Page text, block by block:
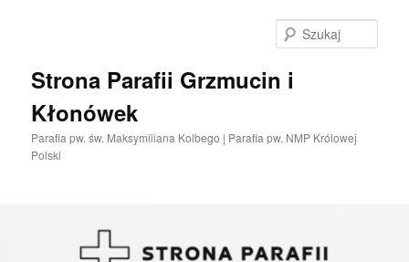
Strona Parafii Grzmucin i
Kłonówek
Parafia pw. św. Maksymiliana Kolbego | Parafia pw. NMP Królowej
Polski